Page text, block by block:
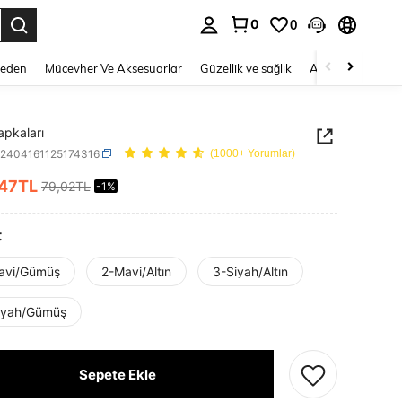
0 0
Mücevher Ve Aksesuarlar Güzellik ve sağlık Ayakkabı
(1000+ Yorumlar)
AND AVAILABILITY
79,02TL -1%
Gümüş 2-Mavi/Altın 3-Siyah/Altın
Gümüş
Sepete Ekle